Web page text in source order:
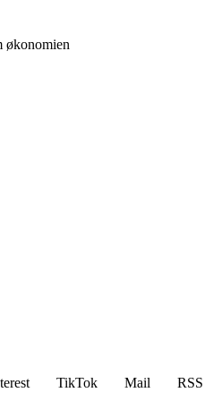
økonomien
TikTok Mail RSS